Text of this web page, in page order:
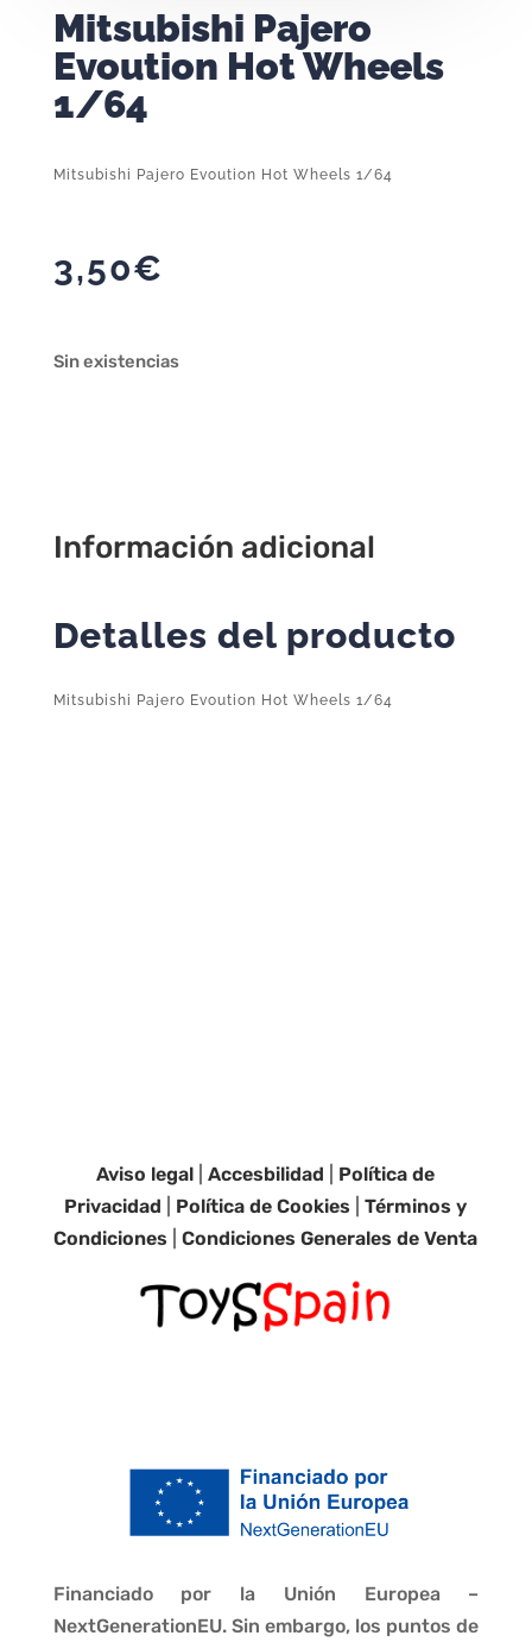
Mitsubishi Pajero
Evoution Hot Wheels
1/64
Mitsubishi Pajero Evoution Hot Wheels 1/64
3,50€
Sin existencias
Información adicional
Detalles del producto
Mitsubishi Pajero Evoution Hot Wheels 1/64
Aviso legal |Accesbilidad
Política de
Privacidad
Política de Cookies |Términos y
Condiciones |Condiciones Generales de Venta
Financiado por la Unión Europea –
NextGenerationEU. Sin embargo, los puntos de